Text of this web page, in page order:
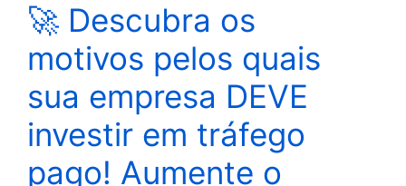
🚀 Descubra os
motivos pelos quais
sua empresa DEVE
investir em tráfego
pago! Aumente o